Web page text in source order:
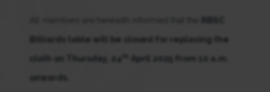
Billiards table will be closed for replacing the
cloth on Thursday, 24
April 2025 from 10 a.m.
onwards.